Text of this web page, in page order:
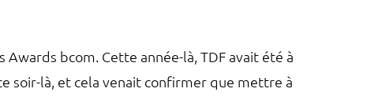
bcom. Cette année-là, TDF avait été à
soir-là, et cela venait confirmer que mettre à